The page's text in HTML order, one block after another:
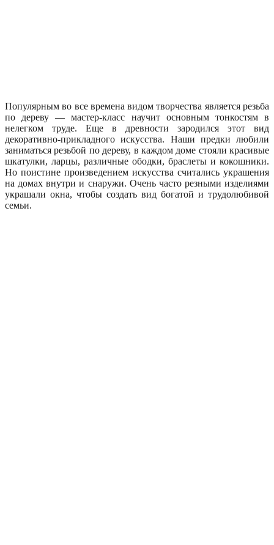
Популярным во все времена видом творчества является резьба
по дереву — мастер-класс научит основным тонкостям в
нелегком труде. Еще в древности зародился этот вид
декоративно-прикладного искусства. Наши предки любили
заниматься резьбой по дереву, в каждом доме стояли красивые
шкатулки, ларцы, различные ободки, браслеты и кокошники.
Но поистине произведением искусства считались украшения
на домах внутри и снаружи. Очень часто резными изделиями
украшали окна, чтобы создать вид богатой и трудолюбивой
семьи.